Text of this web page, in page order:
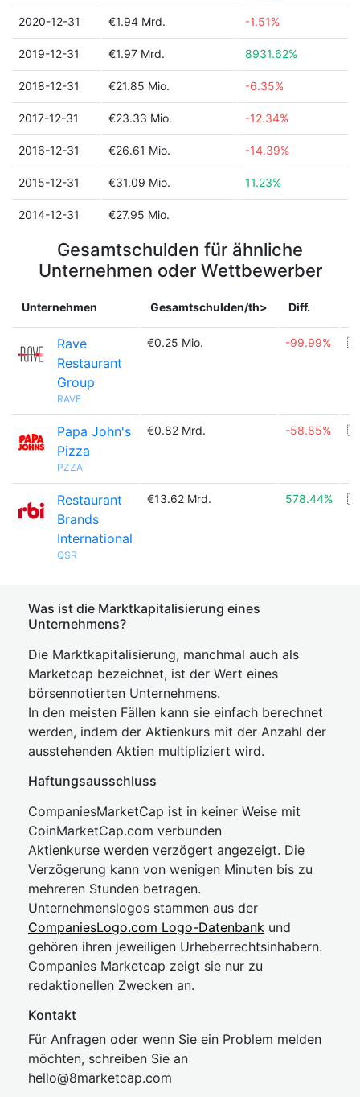
2020-12-31 €1.94 Mrd. -1.51%
2019-12-31 €1.97 Mrd. 8931.62%
2018-12-31 €21.85 Mio. -6.35%
2017-12-31 €23.33 Mio. -12.34%
2016-12-31 €26.61 Mio. -14.39%
2015-12-31 €31.09 Mio. 11.23%
2014-12-31 €27.95 Mio.
Gesamtschulden für ähnliche
Unternehmen oder Wettbewerber
Unternehmen Gesamtschulden/th> Diff.
Rave
Restaurant
Group
RAVE
€0.25 Mio. -99.99%
Papa John's
Pizza
PZZA
€0.82 Mrd. -58.85%
Restaurant
Brands
International
QSR
€13.62 Mrd. 578.44%
Was ist die Marktkapitalisierung eines
Unternehmens?
Die Marktkapitalisierung, manchmal auch als
Marketcap bezeichnet, ist der Wert eines
börsennotierten Unternehmens.
In den meisten Fällen kann sie einfach berechnet
werden, indem der Aktienkurs mit der Anzahl der
ausstehenden Aktien multipliziert wird.
Haftungsausschluss
CompaniesMarketCap ist in keiner Weise mit
CoinMarketCap.com verbunden
Aktienkurse werden verzögert angezeigt. Die
Verzögerung kann von wenigen Minuten bis zu
mehreren Stunden betragen.
Unternehmenslogos stammen aus der
CompaniesLogo.com Logo-Datenbank und
gehören ihren jeweiligen Urheberrechtsinhabern.
Companies Marketcap zeigt sie nur zu
redaktionellen Zwecken an.
Kontakt
Für Anfragen oder wenn Sie ein Problem melden
möchten, schreiben Sie an
hello@8marketcap.com